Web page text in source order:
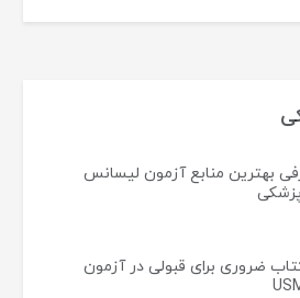
بهترین منابع آزمون لیسانس
کتاب ضروری برای قبولی در آزمون